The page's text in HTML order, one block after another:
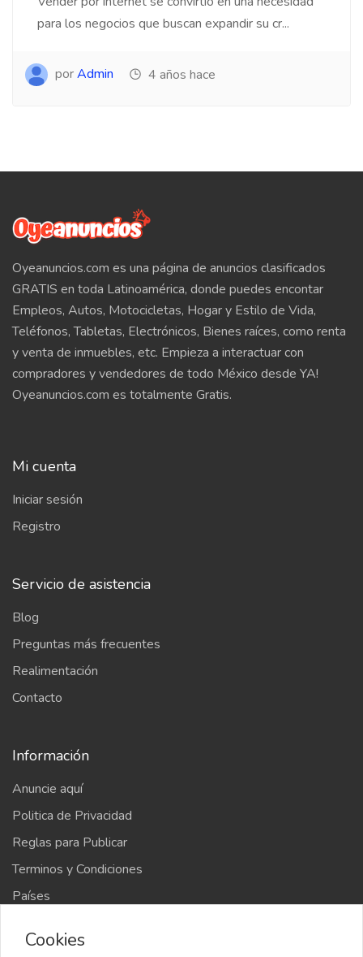
para los negocios que buscan expandir su cr...
porAdmin 4 años hace
Oyeanuncios.com es una página de anuncios clasificados
GRATIS en toda Latinoamérica, donde puedes encontar
Empleos, Autos, Motocicletas, Hogar y Estilo de Vida,
Teléfonos, Tabletas, Electrónicos, Bienes raíces, como renta
y venta de inmuebles, etc. Empieza a interactuar con
compradores y vendedores de todo México desde YA!
Oyeanuncios.com es totalmente Gratis.
Mi cuenta
Iniciar sesión
Registro
Servicio de asistencia
Blog
Preguntas más frecuentes
Realimentación
Contacto
Información
Anuncie aquí
Politica de Privacidad
Reglas para Publicar
Terminos y Condiciones
Países
Cookies